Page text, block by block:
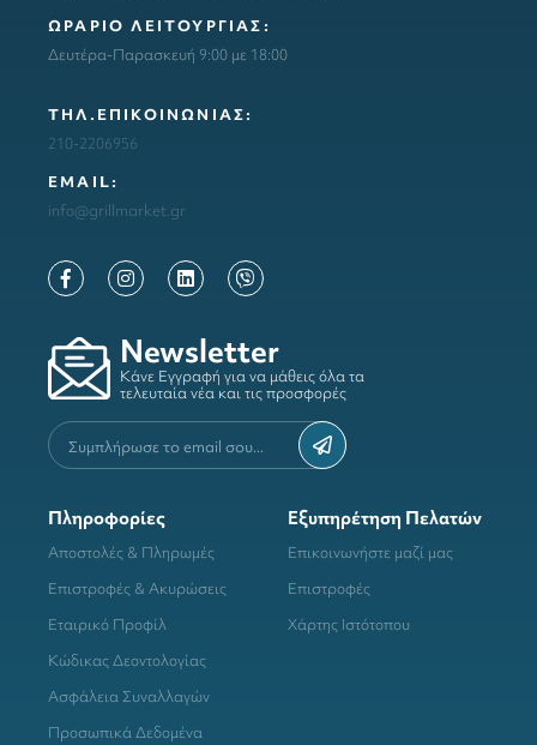
ΩΡΑΡΙΟ ΛΕΙΤΟΥΡΓΙΑΣ:
Δευτέρα-Παρασκευή 9:00 με 18:00
ΤΗΛ.ΕΠΙΚΟΙΝΩΝΙΑΣ:
210-2206956
ΕΜΑΙL:
info@grillmarket.gr
Newsletter
Κάνε Εγγραφή για να μάθεις όλα τα
τελευταία νέα και τις προσφορές
Πληροφορίες
Αποστολές & Πληρωμές
Επιστροφές & Ακυρώσεις
Εταιρικό Προφίλ
Κώδικας Δεοντολογίας
Ασφάλεια Συναλλαγών
Προσωπικά Δεδομένα
Εξυπηρέτηση Πελατών
Επικοινωνήστε μαζί μας
Επιστροφές
Χάρτης Ιστότοπου